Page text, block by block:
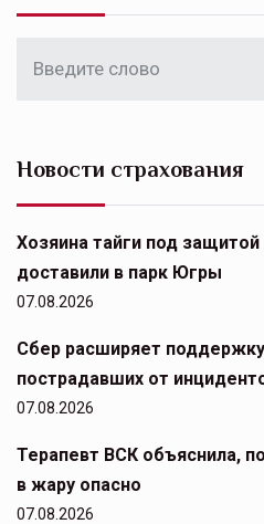
Новости страхования
Хозяина тайги под
доставили в парк Югры
07.08.2026
Сбер расширяет
пострадавших от
07.08.2026
Терапевт ВСК объяснила,
в жару опасно
07.08.2026